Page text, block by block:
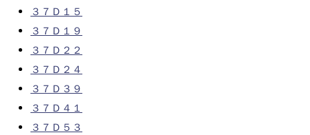
３７Ｄ１５
３７Ｄ１９
３７Ｄ２２
３７Ｄ２４
３７Ｄ３９
３７Ｄ４１
３７Ｄ５３